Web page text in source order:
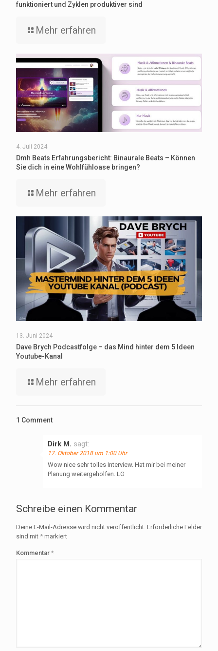
funktioniert und Zyklen produktiver sind
Mehr erfahren
4. Juli 2024
Dmh Beats Erfahrungsbericht: Binaurale Beats – Können
Sie dich in eine Wohlfühloase bringen?
Mehr erfahren
13. Juni 2024
Dave Brych Podcastfolge – das Mind hinter dem 5 Ideen
Youtube-Kanal
Mehr erfahren
1 Comment
Dirk M. sagt:
17. Oktober 2018 um 1:00 Uhr
Wow nice sehr tolles Interview. Hat mir bei meiner
Planung weitergeholfen. LG
Schreibe einen Kommentar
Deine E-Mail-Adresse wird nicht veröffentlicht. Erforderliche Felder
sind mit * markiert
Kommentar *